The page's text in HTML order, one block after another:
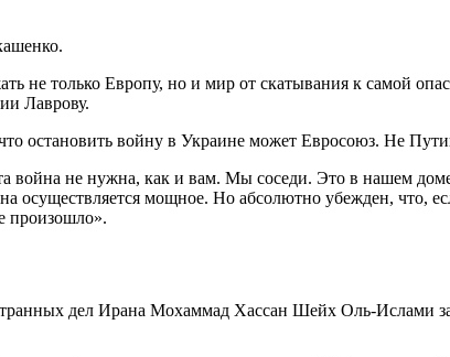
не только Европу, но и мир от скатывания к самой
Лаврову.
остановить войну в Украине может Евросоюз. Не
война не нужна, как и вам. Мы соседи. Это в нашем
осуществляется мощное. Но абсолютно убежден, что,
произошло».
дел Ирана Мохаммад Хассан Шейх Оль-Ислами